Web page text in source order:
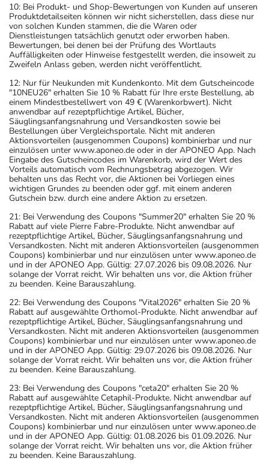
10: Bei Produkt- und Shop-Bewertungen von Kunden auf unseren
Produktdetailseiten können wir nicht sicherstellen, dass diese nur
von solchen Kunden stammen, die die Waren oder
Dienstleistungen tatsächlich genutzt oder erworben haben.
Bewertungen, bei denen bei der Prüfung des Wortlauts
Auffälligkeiten oder Hinweise festgestellt werden, die insoweit zu
Zweifeln Anlass geben, werden nicht veröffentlicht.
12: Nur für Neukunden mit Kundenkonto. Mit dem Gutscheincode
"10NEU26" erhalten Sie 10 % Rabatt für Ihre erste Bestellung, ab
einem Mindestbestellwert von 49 € (Warenkorbwert). Nicht
anwendbar auf rezeptpflichtige Artikel, Bücher,
Säuglingsanfangsnahrung und Versandkosten sowie bei
Bestellungen über Vergleichsportale. Nicht mit anderen
Aktionsvorteilen (ausgenommen Coupons) kombinierbar und nur
einzulösen unter www.aponeo.de oder in der APONEO App. Nach
Eingabe des Gutscheincodes im Warenkorb, wird der Wert des
Vorteils automatisch vom Rechnungsbetrag abgezogen. Wir
behalten uns das Recht vor, die Aktionen bei Vorliegen eines
wichtigen Grundes zu beenden oder ggf. mit einem anderen
Gutschein bzw. durch eine andere Aktion zu ersetzen.
21: Bei Verwendung des Coupons "Summer20" erhalten Sie 20 %
Rabatt auf viele Pierre Fabre-Produkte. Nicht anwendbar auf
rezeptpflichtige Artikel, Bücher, Säuglingsanfangsnahrung und
Versandkosten. Nicht mit anderen Aktionsvorteilen (ausgenommen
Coupons) kombinierbar und nur einzulösen unter www.aponeo.de
und in der APONEO App. Gültig: 27.07.2026 bis 09.08.2026. Nur
solange der Vorrat reicht. Wir behalten uns vor, die Aktion früher
zu beenden. Keine Barauszahlung.
22: Bei Verwendung des Coupons "Vital2026" erhalten Sie 20 %
Rabatt auf ausgewählte Orthomol-Produkte. Nicht anwendbar auf
rezeptpflichtige Artikel, Bücher, Säuglingsanfangsnahrung und
Versandkosten. Nicht mit anderen Aktionsvorteilen (ausgenommen
Coupons) kombinierbar und nur einzulösen unter www.aponeo.de
und in der APONEO App. Gültig: 29.07.2026 bis 09.08.2026. Nur
solange der Vorrat reicht. Wir behalten uns vor, die Aktion früher
zu beenden. Keine Barauszahlung.
23: Bei Verwendung des Coupons "ceta20" erhalten Sie 20 %
Rabatt auf ausgewählte Cetaphil-Produkte. Nicht anwendbar auf
rezeptpflichtige Artikel, Bücher, Säuglingsanfangsnahrung und
Versandkosten. Nicht mit anderen Aktionsvorteilen (ausgenommen
Coupons) kombinierbar und nur einzulösen unter www.aponeo.de
und in der APONEO App. Gültig: 01.08.2026 bis 01.09.2026. Nur
solange der Vorrat reicht. Wir behalten uns vor, die Aktion früher
zu beenden. Keine Barauszahlung.